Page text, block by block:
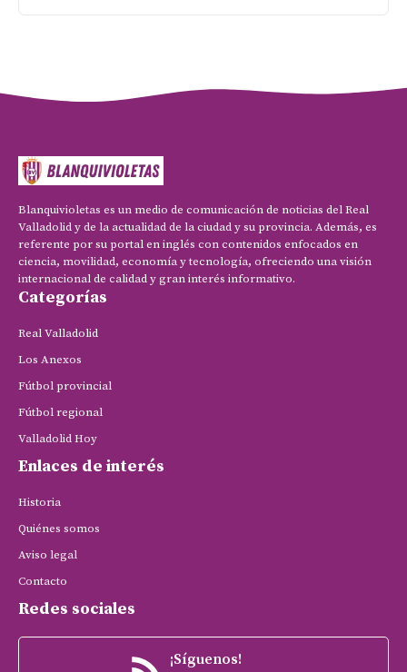
Blanquivioletas es un medio de comunicación de noticias del Real
Valladolid y de la actualidad de la ciudad y su provincia. Además, es
referente por su portal en inglés con contenidos enfocados en
ciencia, movilidad, economía y tecnología, ofreciendo una visión
internacional de calidad y gran interés informativo.
Categorías
Real Valladolid
Los Anexos
Fútbol provincial
Fútbol regional
Valladolid Hoy
Enlaces de interés
Historia
Quiénes somos
Aviso legal
Contacto
Redes sociales
¡Síguenos!